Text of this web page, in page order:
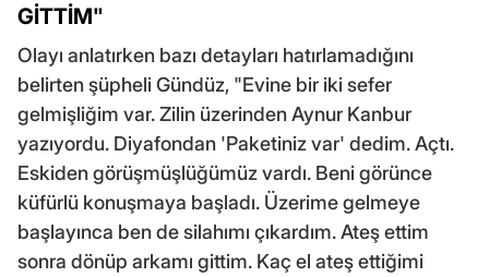
GİTTİM"
Olayı anlatırken bazı detayları hatırlamadığını
belirten şüpheli Gündüz, "Evine bir iki sefer
gelmişliğim var. Zilin üzerinden Aynur Kanbur
yazıyordu. Diyafondan 'Paketiniz var' dedim. Açtı.
Eskiden görüşmüşlüğümüz vardı. Beni görünce
küfürlü konuşmaya başladı. Üzerime gelmeye
başlayınca ben de silahımı çıkardım. Ateş ettim
sonra dönüp arkamı gittim. Kaç el ateş ettiğimi